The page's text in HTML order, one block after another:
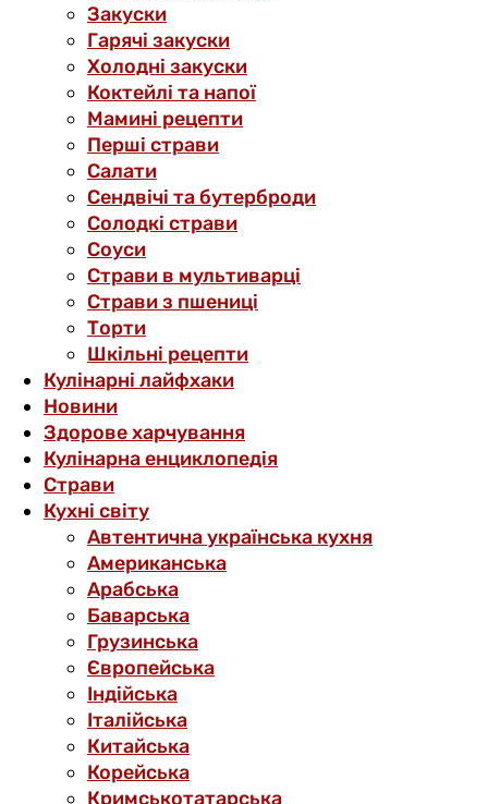
Закуски
Гарячі закуски
Холодні закуски
Коктейлі та напої
Мамині рецепти
Перші страви
Салати
Сендвічі та бутерброди
Солодкі страви
Соуси
Страви в мультиварці
Страви з пшениці
Торти
Шкільні рецепти
Кулінарні лайфхаки
Новини
Здорове харчування
Кулінарна енциклопедія
Страви
Кухні світу
Автентична українська кухня
Американська
Арабська
Баварська
Грузинська
Європейська
Індійська
Італійська
Китайська
Корейська
Кримськотатарська